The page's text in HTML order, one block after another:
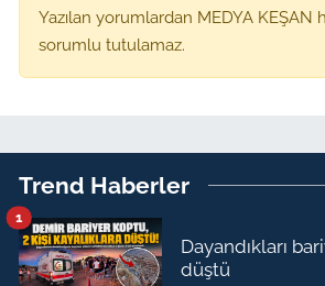
Yazılan yorumlardan MEDYA KEŞAN
sorumlu tutulamaz.
Trend Haberler
Dayandıkları
düştü
1